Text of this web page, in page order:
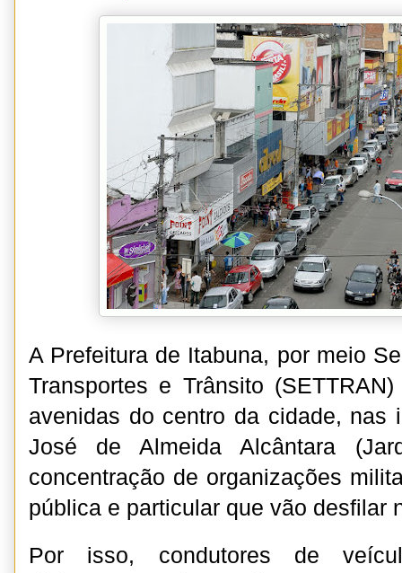
A Prefeitura de Itabuna, por meio
Transportes e Trânsito
avenidas do centro da cidade, nas
José de Almeida Alcântara
concentração de organizações
pública e particular que vão desfilar
Por isso, condutores de